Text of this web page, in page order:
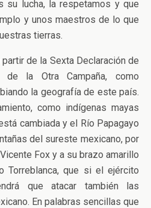
su lucha, la respetamos y que
y unos maestros de lo que
tierras.
de la Sexta Declaración de
la Otra Campaña, como
la geografía de este país.
como indígenas mayas
cambiada y el Río Papagayo
del sureste mexicano, por
Fox y a su brazo amarillo
Torreblanca, que si el ejército
que atacar también las
En palabras sencillas que